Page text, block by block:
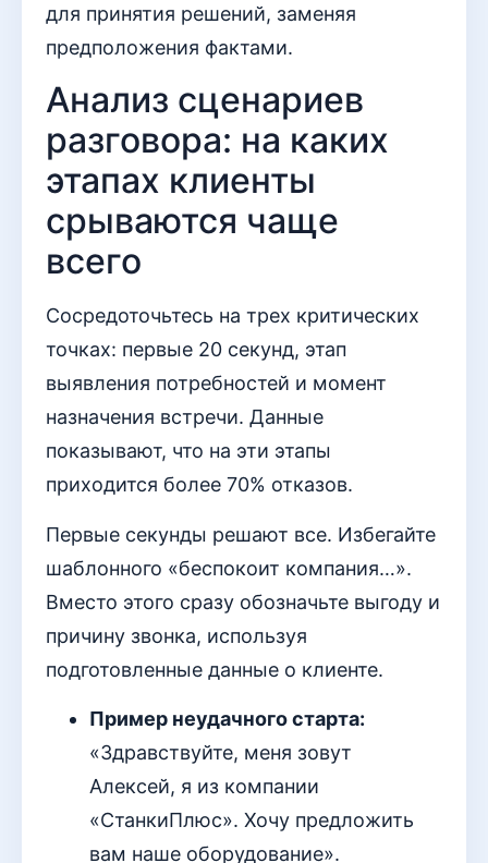
для принятия решений, заменяя
предположения фактами.
Анализ сценариев
разговора: на каких
этапах клиенты
срываются чаще
всего
Сосредоточьтесь на трех критических
точках: первые 20 секунд, этап
выявления потребностей и момент
назначения встречи. Данные
показывают, что на эти этапы
приходится более 70% отказов.
Первые секунды решают все. Избегайте
шаблонного «беспокоит компания…».
Вместо этого сразу обозначьте выгоду и
причину звонка, используя
подготовленные данные о клиенте.
Пример неудачного старта:
«Здравствуйте, меня зовут
Алексей, я из компании
«СтанкиПлюс». Хочу предложить
вам наше оборудование».